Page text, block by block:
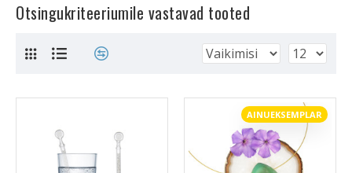
Otsingukriteeriumile vastavad tooted
AINUEKSEMPLAR